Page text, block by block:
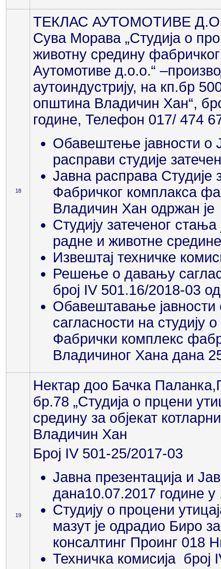
18
ТЕКЛАС АУТОМОТИВЕ
Сува Морава „Студија о
животну средину
Аутомотиве д.о.о.“
аутоиндустрију, на кп.бр
општина Владичин Хан“,
године, Телефон 017/ 474
Обавештење јавности о
расправи студије
Јавна расправа Студије
Фабричког комплакса
Владичин Хан одржан
Студију затеченог
радне и животне
Извештај техничке
Решење о давању
број IV 501.16/2018-03
Обавештавање
сагласности на студију
Фабрички комплекс
Владичиног Хана дана
19
Нектар доо Бачка
бр.78 „Студија о прцени
средину за објекат
Владичин Хан
Број IV 501-25/2017-03
Јавна презентација и
дана10.07.2017 године у
Студију о процени
мазут је одрадио Биро
консалтинг Проинг 018
Техничка комисија